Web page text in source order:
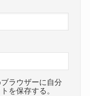
ラウザーに自分
を保存する。